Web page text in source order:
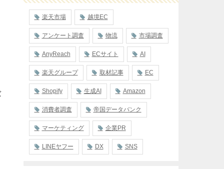
楽天市場 越境EC
アンケート調査 物流 市場調査
AnyReach ECサイト AI
楽天グループ 取材記事 EC
Shopify 生成AI Amazon
消費者調査 帝国データバンク
マーケティング 企業PR
LINEヤフー DX SNS